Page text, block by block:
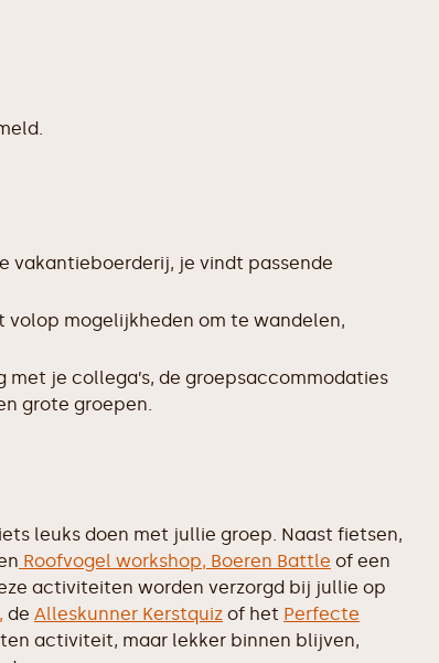
vakantieboerderij, je vindt passende
volop mogelijkheden om te wandelen,
je collega’s, de groepsaccommodaties
grote groepen.
leuks doen met jullie groep. Naast fietsen,
Roofvogel workshop, Boeren Battle of een
activiteiten worden verzorgd bij jullie op
de Alleskunner Kerstquiz of het Perfecte
activiteit, maar lekker binnen blijven,